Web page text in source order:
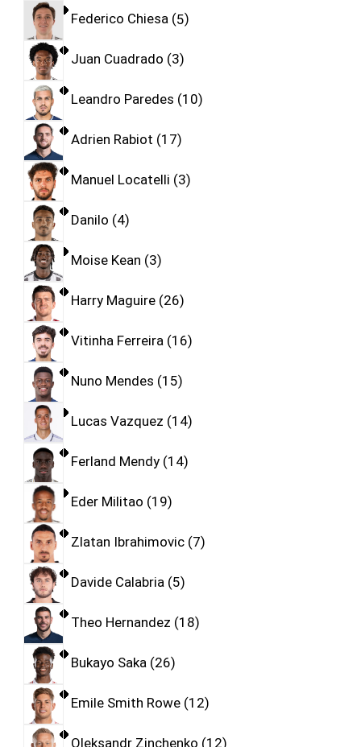
Federico Chiesa 5
Juan Cuadrado 3
Leandro Paredes 10
Adrien Rabiot 17
Manuel Locatelli 3
Danilo 4
Moise Kean 3
Harry Maguire 26
Vitinha Ferreira 16
Nuno Mendes 15
Lucas Vazquez 14
Ferland Mendy 14
Eder Militao 19
Zlatan Ibrahimovic 7
Davide Calabria 5
Theo Hernandez 18
Bukayo Saka 26
Emile Smith Rowe 12
Oleksandr Zinchenko 12